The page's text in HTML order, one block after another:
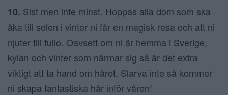
10. Sist men inte minst. Hoppas alla dom som ska
åka till solen i vinter ni får en magisk resa och att ni
njuter till fullo. Oavsett om ni är hemma i Sverige,
kylan och vinter som närmar sig så är det extra
viktigt att ta hand om håret. Slarva inte så kommer
ni skapa fantastiska hår inför våren!